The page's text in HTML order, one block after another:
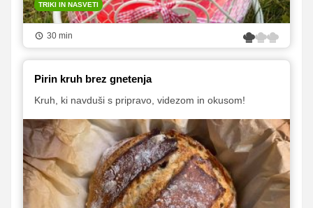
TRIKI IN NASVETI
30 min
Pirin kruh brez gnetenja
Kruh, ki navduši s pripravo, videzom in okusom!